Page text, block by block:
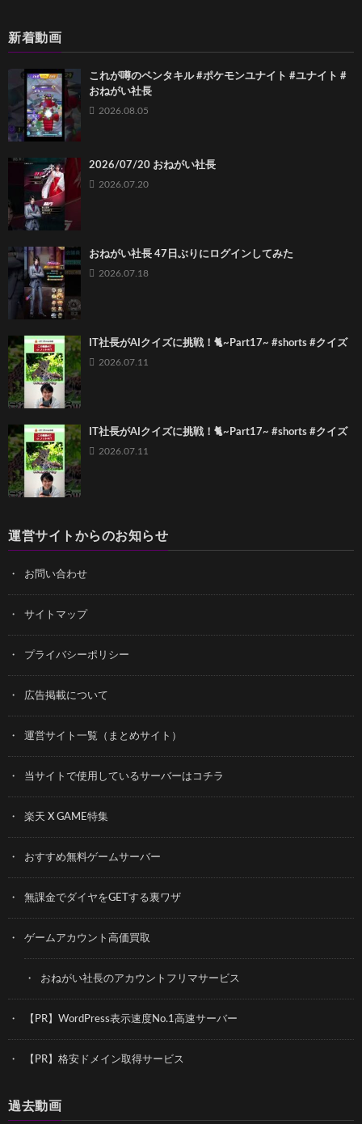
新着動画
これが噂のペンタキル #ポケモンユナイト #ユナイト #
おねがい社長
2026.08.05
2026/07/20 おねがい社長
2026.07.20
おねがい社長 47日ぶりにログインしてみた
2026.07.18
IT社長がAIクイズに挑戦！🐈~Part17~ #shorts #クイズ
2026.07.11
IT社長がAIクイズに挑戦！🐈~Part17~ #shorts #クイズ
2026.07.11
運営サイトからのお知らせ
お問い合わせ
サイトマップ
プライバシーポリシー
広告掲載について
運営サイト一覧（まとめサイト）
当サイトで使用しているサーバーはコチラ
楽天 X GAME特集
おすすめ無料ゲームサーバー
無課金でダイヤをGETする裏ワザ
ゲームアカウント高価買取
おねがい社長のアカウントフリマサービス
【PR】WordPress表示速度No.1高速サーバー
【PR】格安ドメイン取得サービス
過去動画